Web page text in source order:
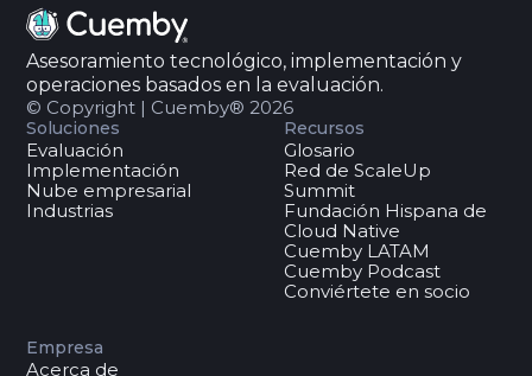
Asesoramiento tecnológico, implementación y
operaciones basados en la evaluación.
© Copyright | Cuemby® 2026
Soluciones
Evaluación
Implementación
Nube empresarial
Industrias
Recursos
Glosario
Red de ScaleUp
Summit
Fundación Hispana de
Cloud Native
Cuemby LATAM
Cuemby Podcast
Conviértete en socio
Empresa
Acerca de